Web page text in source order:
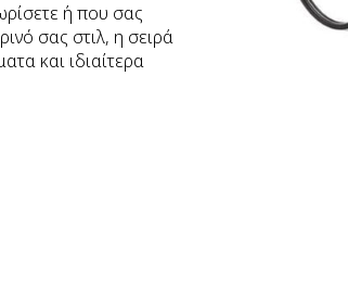
ή που σας
σας στιλ, η σειρά
και ιδιαίτερα